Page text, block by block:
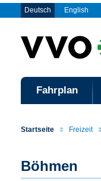
Deutsch English
Fahrplan
Startseite Freizeit
Böhmen